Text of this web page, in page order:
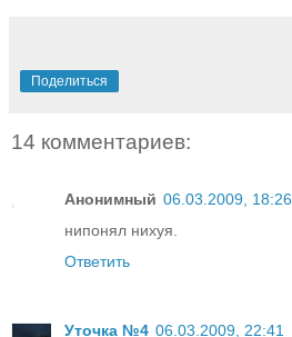
Поделиться
14 комментариев:
Анонимный 06.03.2009, 18:26
нипонял нихуя.
Ответить
Уточка №4 06.03.2009, 22:41